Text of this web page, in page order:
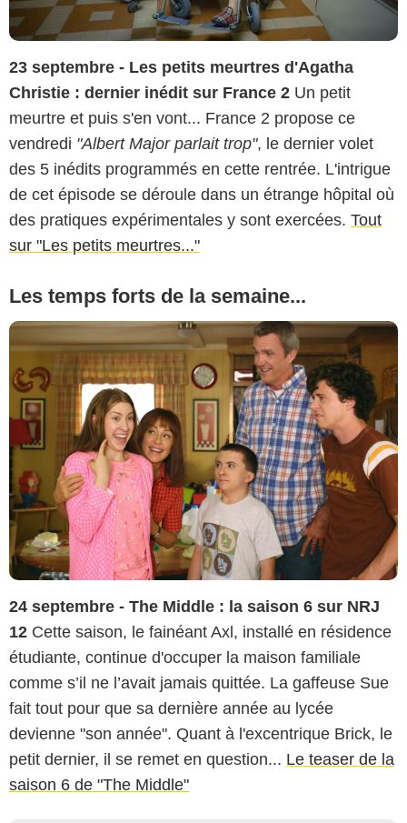
23 septembre - Les petits meurtres d'Agatha
Christie : dernier inédit sur France 2 Un petit
meurtre et puis s'en vont... France 2 propose ce
vendredi "Albert Major parlait trop", le dernier volet
des 5 inédits programmés en cette rentrée. L'intrigue
de cet épisode se déroule dans un étrange hôpital où
des pratiques expérimentales y sont exercées. Tout
sur "Les petits meurtres..."
Les temps forts de la semaine...
24 septembre - The Middle : la saison 6 sur NRJ
12 Cette saison, le fainéant Axl, installé en résidence
étudiante, continue d'occuper la maison familiale
comme s’il ne l’avait jamais quittée. La gaffeuse Sue
fait tout pour que sa dernière année au lycée
devienne "son année". Quant à l'excentrique Brick, le
petit dernier, il se remet en question... Le teaser de la
saison 6 de "The Middle"